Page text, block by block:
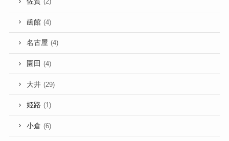
函館 (4)
名古屋 (4)
園田 (4)
大井 (29)
姫路 (1)
小倉 (6)